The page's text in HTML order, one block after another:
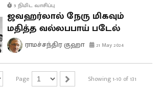
5 நிமிட வாசிப்பு
ஜவஹர்லால் நேரு மிகவும்
மதித்த வல்லபபாய் படேல்
ராமச்சந்திர குஹா 21 May 2024
Page Showing 1-10 of 131